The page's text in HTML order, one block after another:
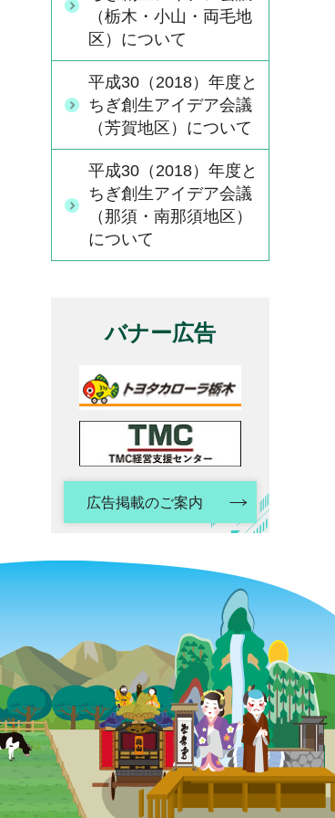
（栃木・小山・両毛地
区）について
平成30（2018）年度と
ちぎ創生アイデア会議
（芳賀地区）について
平成30（2018）年度と
ちぎ創生アイデア会議
（那須・南那須地区）
について
バナー広告
広告掲載のご案内